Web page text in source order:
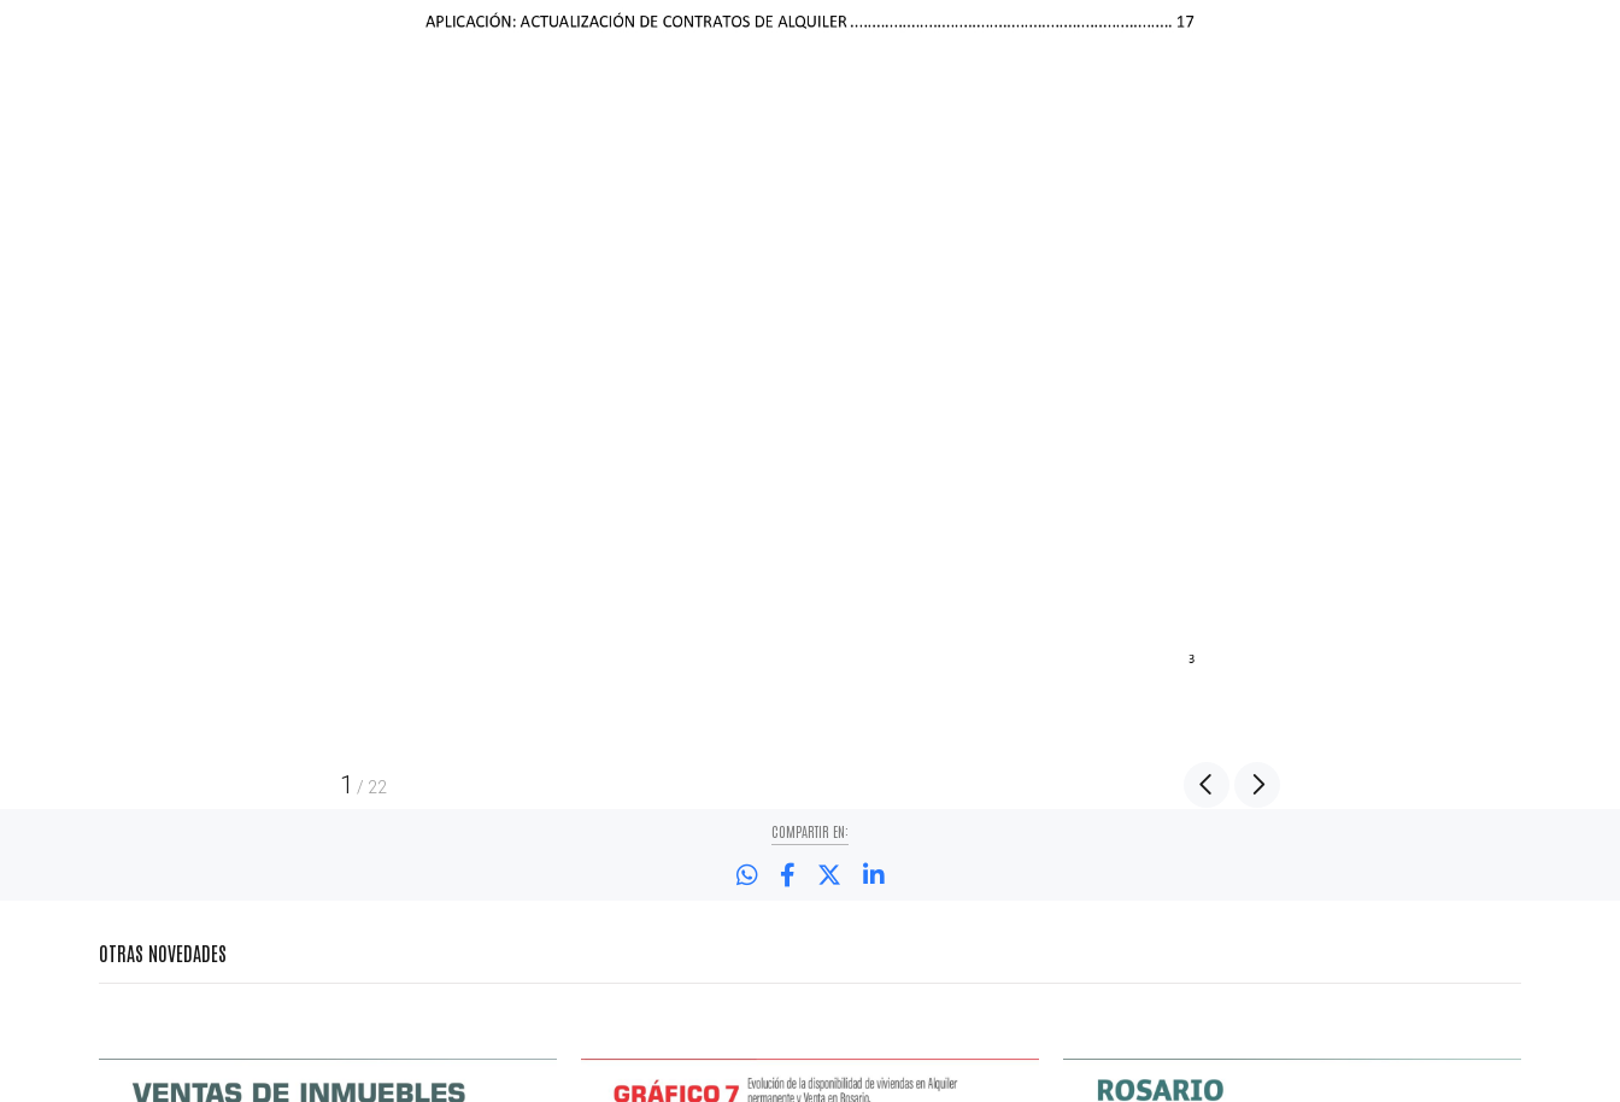
1 / 22
COMPARTIR EN:
OTRAS NOVEDADES